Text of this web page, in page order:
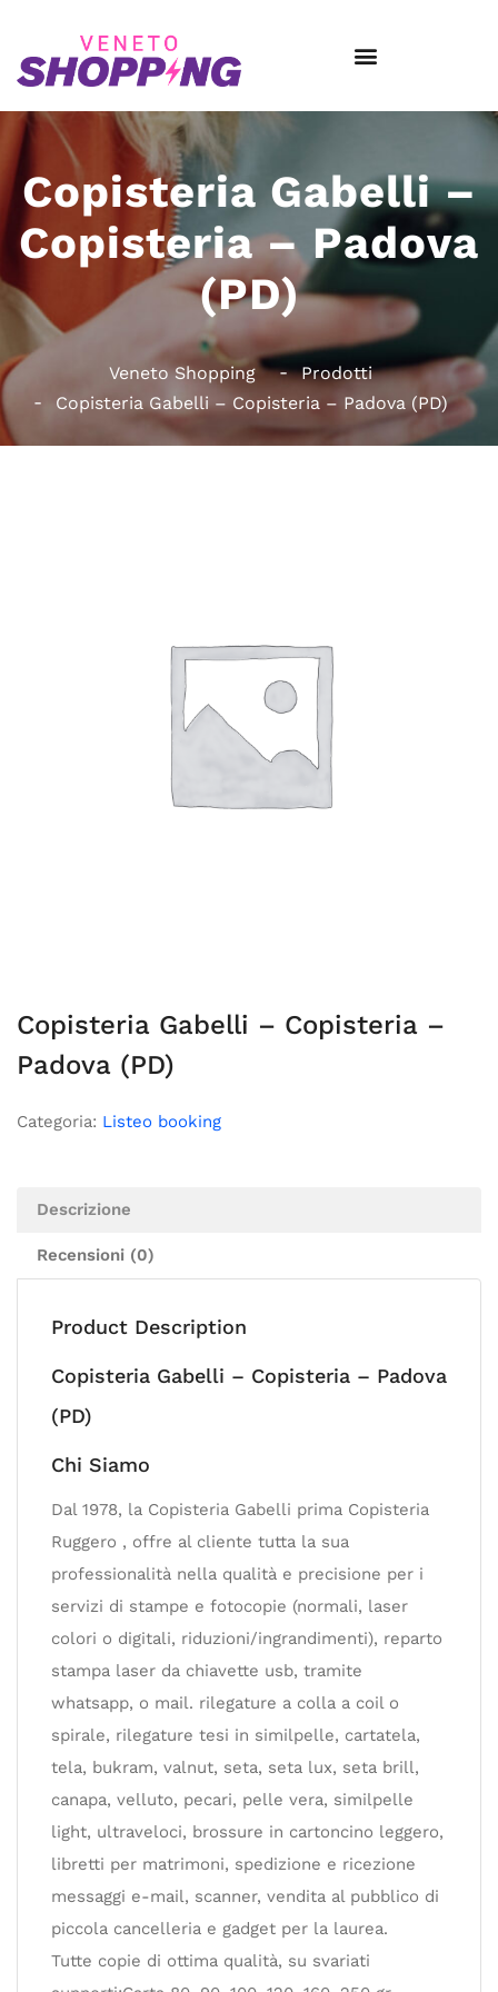
Copisteria Gabelli –
Copisteria – Padova
(PD)
Veneto Shopping
Prodotti
Copisteria Gabelli – Copisteria – Padova (PD)
Copisteria Gabelli – Copisteria –
Padova (PD)
Categoria: Listeo booking
Descrizione
Recensioni (0)
Product Description
Copisteria Gabelli – Copisteria – Padova
(PD)
Chi Siamo
Dal 1978, la Copisteria Gabelli prima Copisteria
Ruggero , offre al cliente tutta la sua
professionalità nella qualità e precisione per i
servizi di stampe e fotocopie (normali, laser
colori o digitali, riduzioni/ingrandimenti), reparto
stampa laser da chiavette usb, tramite
whatsapp, o mail. rilegature a colla a coil o
spirale, rilegature tesi in similpelle, cartatela,
tela, bukram, valnut, seta, seta lux, seta brill,
canapa, velluto, pecari, pelle vera, similpelle
light, ultraveloci, brossure in cartoncino leggero,
libretti per matrimoni, spedizione e ricezione
messaggi e-mail, scanner, vendita al pubblico di
piccola cancelleria e gadget per la laurea.
Tutte copie di ottima qualità, su svariati